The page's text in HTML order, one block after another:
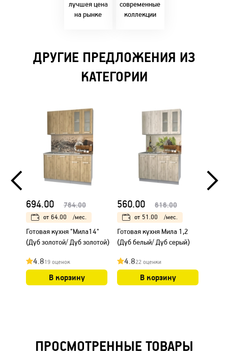
лучшея цена
на рынке
современные
коллекции
решениями!
ДРУГИЕ ПРЕДЛОЖЕНИЯ ИЗ
КАТЕГОРИИ
694.00 764.00
от 64.00 /мес.
Готовая кухня "Мила14"
(Дуб золотой/ Дуб золотой)
4.819 оценок
В корзину
560.00 616.00
от 51.00 /мес.
Готовая кухня Мила 1,2
(Дуб белый/ Дуб серый)
4.822 оценки
В корзину
ПРОСМОТРЕННЫЕ ТОВАРЫ